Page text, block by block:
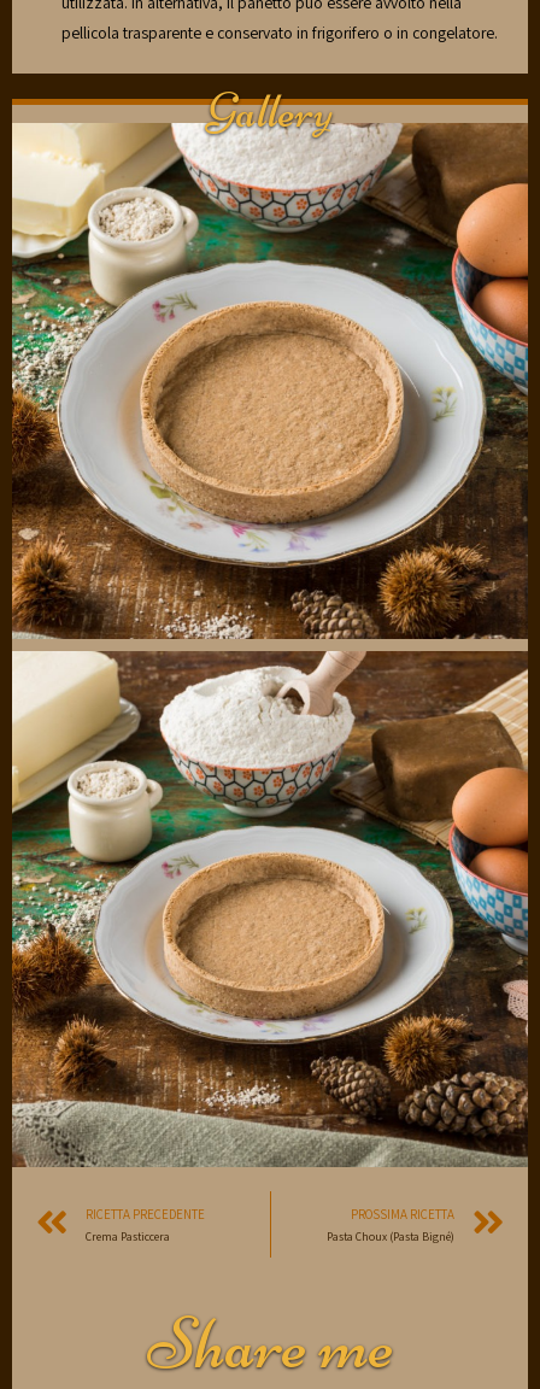
pellicola trasparente e conservato in frigorifero o in congelatore.
Gallery
RICETTA PRECEDENTE
Crema Pasticcera
PROSSIMA RICETTA
Pasta Choux (Pasta Bigné)
Share me